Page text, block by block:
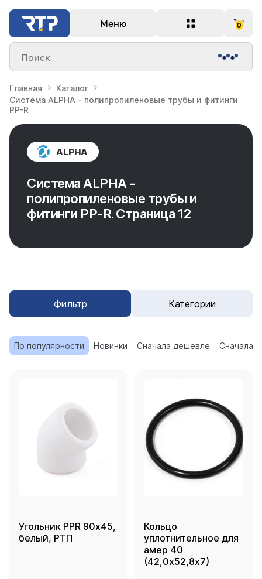
Меню 0
Поиск
Главная
Каталог
Система ALPHA - полипропиленовые трубы и фитинги
PP-R
ALPHA
Система ALPHA -
полипропиленовые трубы и
фитинги PP-R. Страница 12
Фильтр Категории
По популярности Новинки Сначала дешевле Сначала
Угольник PPR 90х45,
белый, РТП
Кольцо
уплотнительное для
амер 40
(42,0х52,8х7)